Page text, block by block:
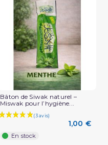
Bâton de Siwak naturel –
Miswak pour l’hygiène...
1,00 €
En stock